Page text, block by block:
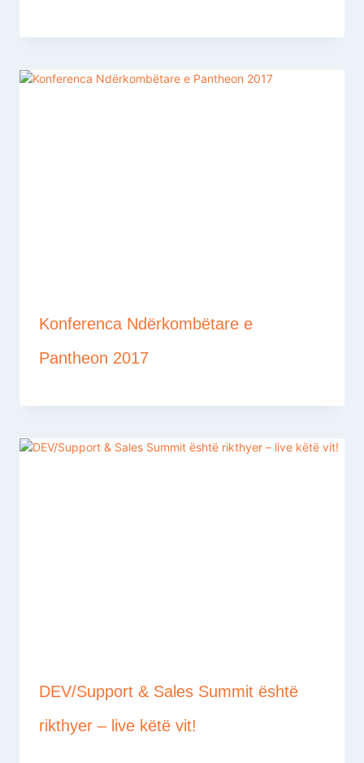
Konferenca Ndërkombëtare e
Pantheon 2017
DEV/Support & Sales Summit është
rikthyer – live këtë vit!